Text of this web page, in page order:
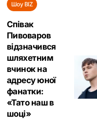
Шоу BIZ
Співак
Пивоваров
відзначився
шляхетним
вчинок на
адресу юної
фанатки:
«Тато наш в
шоці‎»